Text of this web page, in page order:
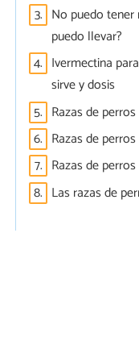
3. No puedo
puedo llevar?
4. Ivermectina
sirve y dosis
5. Razas de
6. Razas de
7. Razas de
8. Las razas de